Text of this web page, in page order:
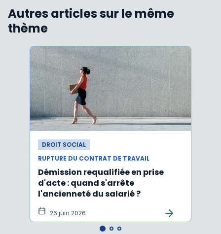
Autres articles sur le même
thème
DROIT SOCIAL
RUPTURE DU CONTRAT DE TRAVAIL
Démission requalifiée en prise
d'acte : quand s'arrête
l'ancienneté du salarié ?
26 juin 2026